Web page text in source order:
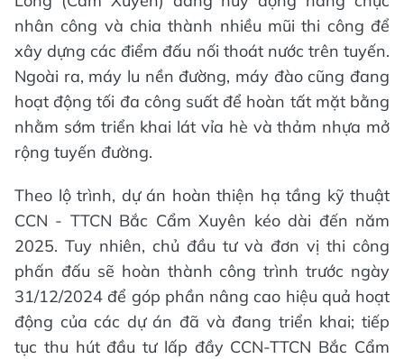
nhân công và chia thành nhiều mũi thi công để
xây dựng các điểm đấu nối thoát nước trên tuyến.
Ngoài ra, máy lu nền đường, máy đào cũng đang
hoạt động tối đa công suất để hoàn tất mặt bằng
nhằm sớm triển khai lát vỉa hè và thảm nhựa mở
rộng tuyến đường.
Theo lộ trình, dự án hoàn thiện hạ tầng kỹ thuật
CCN - TTCN Bắc Cẩm Xuyên kéo dài đến năm
2025. Tuy nhiên, chủ đầu tư và đơn vị thi công
phấn đấu sẽ hoàn thành công trình trước ngày
31/12/2024 để góp phần nâng cao hiệu quả hoạt
động của các dự án đã và đang triển khai; tiếp
tục thu hút đầu tư lấp đầy CCN-TTCN Bắc Cẩm